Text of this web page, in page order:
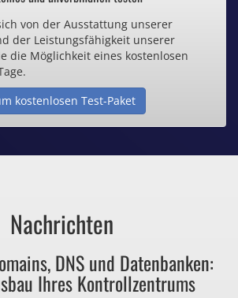
.de Domain
ab 1,25€ / Monat
SSL-Zertifikate
Sie auch zu viel
die sie gar nicht brauchen?
von der Ausstattung unserer
der Leistungsfähigkeit unserer
die Möglichkeit eines kostenlosen
kostenlosen Test-Paket
Nachrichten
DNS und Datenbanken:
Ihres Kontrollzentrums